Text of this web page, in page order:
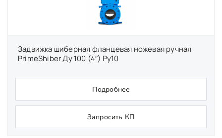
Задвижка шиберная фланцевая ножевая ручная
PrimeShiber Ду 100 (4″) Ру10
Подробнее
Запросить КП